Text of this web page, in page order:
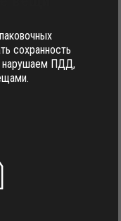
сохранность
нарушаем ПДД,